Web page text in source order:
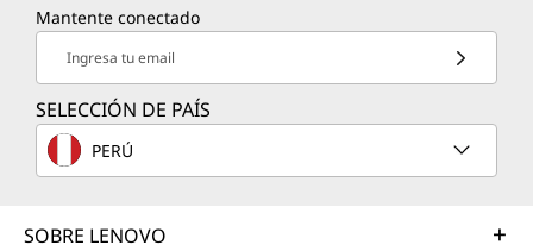
Mantente conectado
Ingresa tu email
SELECCIÓN DE PAÍS
PERÚ
SOBRE LENOVO